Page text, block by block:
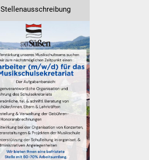
Route der
Lebenslagen
Senioren
Stadtseniorenrat
Sommerwochen für
Ältere
Seniorenwohn- und
Stellenausschreibung